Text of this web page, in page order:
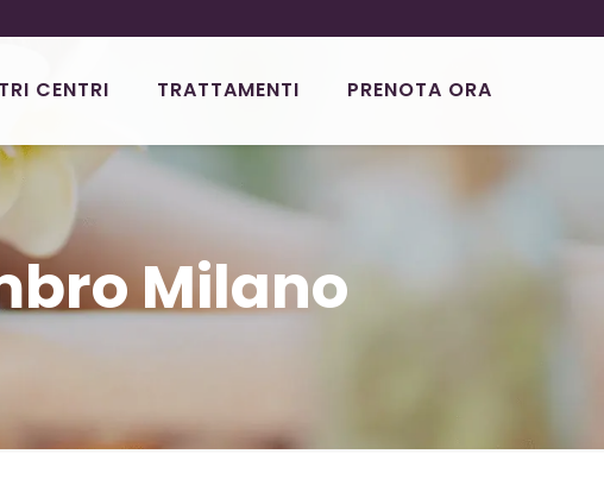
CENTRI TRATTAMENTI PRENOTA ORA
Milano